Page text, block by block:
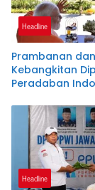
Headline
Prambanan dan
Kebangkitan
Peradaban
Headline